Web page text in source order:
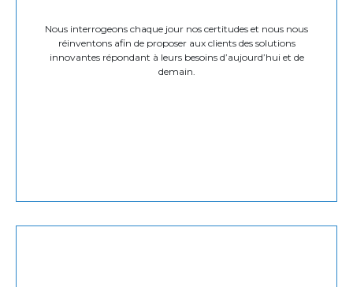
Nous interrogeons chaque jour nos certitudes et nous nous
réinventons afin de proposer aux clients des solutions
innovantes répondant à leurs besoins d’aujourd’hui et de
demain.